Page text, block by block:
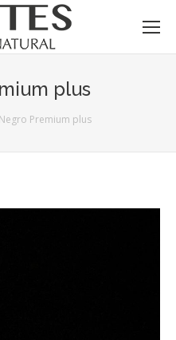
plus
Negro Premium plus